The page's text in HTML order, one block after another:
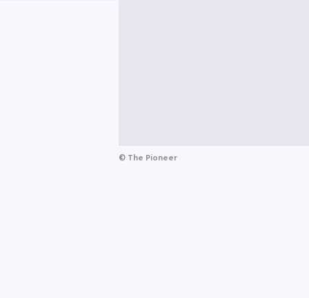
© The Pioneer